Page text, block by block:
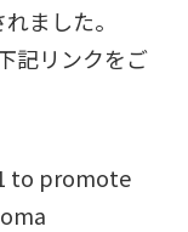
ました。
記リンクをご
to promote